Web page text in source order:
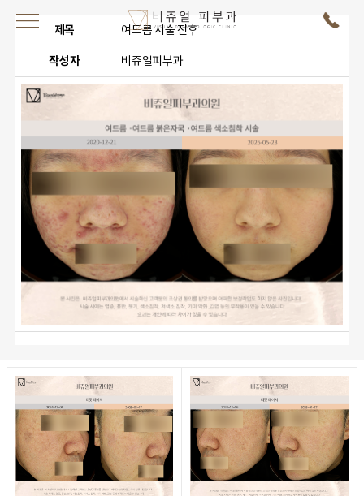
제목 여드름 시술 전후
작성자 비쥬얼피부과